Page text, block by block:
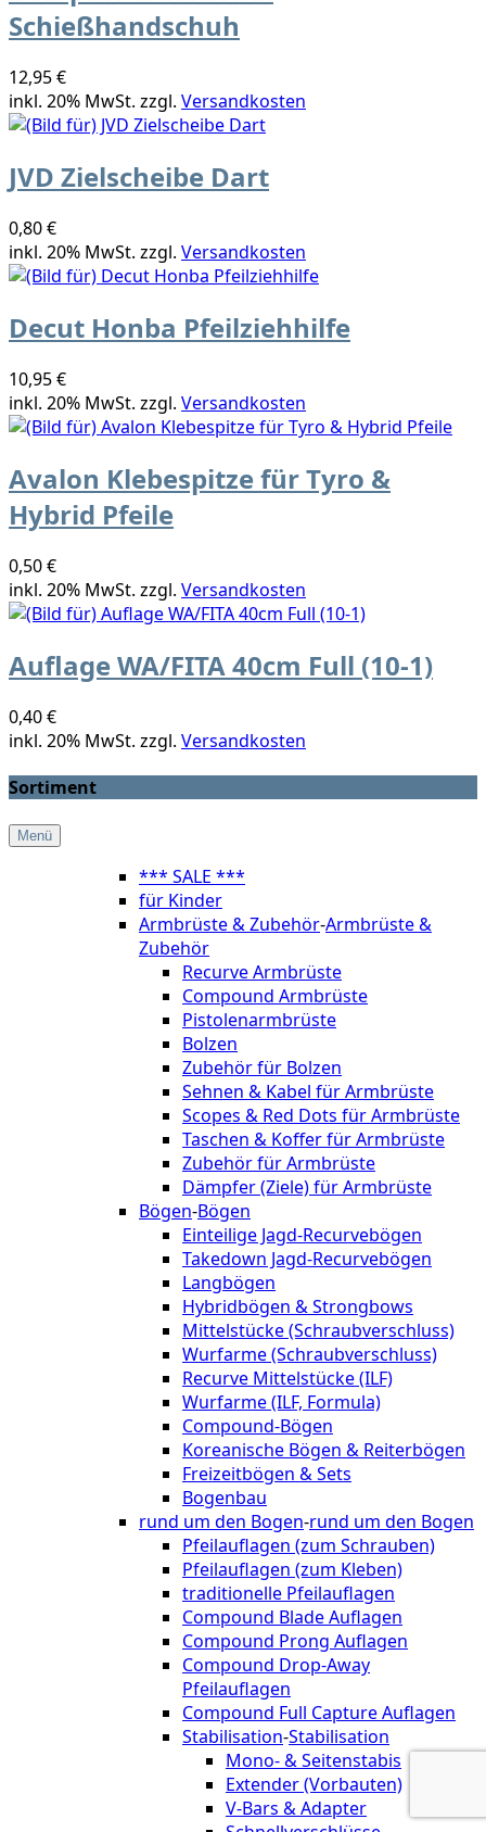
Schießhandschuh
12,95 €
inkl. 20% MwSt. zzgl. Versandkosten
JVD Zielscheibe Dart
0,80 €
inkl. 20% MwSt. zzgl. Versandkosten
Decut Honba Pfeilziehhilfe
10,95 €
inkl. 20% MwSt. zzgl. Versandkosten
Avalon Klebespitze für Tyro &
Hybrid Pfeile
0,50 €
inkl. 20% MwSt. zzgl. Versandkosten
Auflage WA/FITA 40cm Full (10-1)
0,40 €
inkl. 20% MwSt. zzgl. Versandkosten
Sortiment
Menü
*** SALE ***
für Kinder
Armbrüste & Zubehör-Armbrüste &
Zubehör
Recurve Armbrüste
Compound Armbrüste
Pistolenarmbrüste
Bolzen
Zubehör für Bolzen
Sehnen & Kabel für Armbrüste
Scopes & Red Dots für Armbrüste
Taschen & Koffer für Armbrüste
Zubehör für Armbrüste
Dämpfer (Ziele) für Armbrüste
Bögen-Bögen
Einteilige Jagd-Recurvebögen
Takedown Jagd-Recurvebögen
Langbögen
Hybridbögen & Strongbows
Mittelstücke (Schraubverschluss)
Wurfarme (Schraubverschluss)
Recurve Mittelstücke (ILF)
Wurfarme (ILF, Formula)
Compound-Bögen
Koreanische Bögen & Reiterbögen
Freizeitbögen & Sets
Bogenbau
rund um den Bogen-rund um den Bogen
Pfeilauflagen (zum Schrauben)
Pfeilauflagen (zum Kleben)
traditionelle Pfeilauflagen
Compound Blade Auflagen
Compound Prong Auflagen
Compound Drop-Away
Pfeilauflagen
Compound Full Capture Auflagen
Stabilisation-Stabilisation
Mono- & Seitenstabis
Extender (Vorbauten)
V-Bars & Adapter